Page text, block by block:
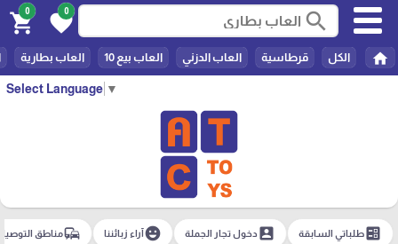
Select Language ▼
search
0
favorite
0
shopping_cart
home الكل قرطاسية العاب الدزني العاب بيع 10 العاب بطارية
ballotطلباتي السابقة account_boxدخول تجار الجملة emoji_emotionsآراء زبائننا commuteمناطق